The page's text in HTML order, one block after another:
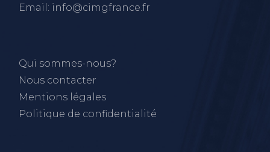
Email: info@cimgfrance.fr
Qui sommes-nous?
Nous contacter
Mentions légales
Politique de confidentialité